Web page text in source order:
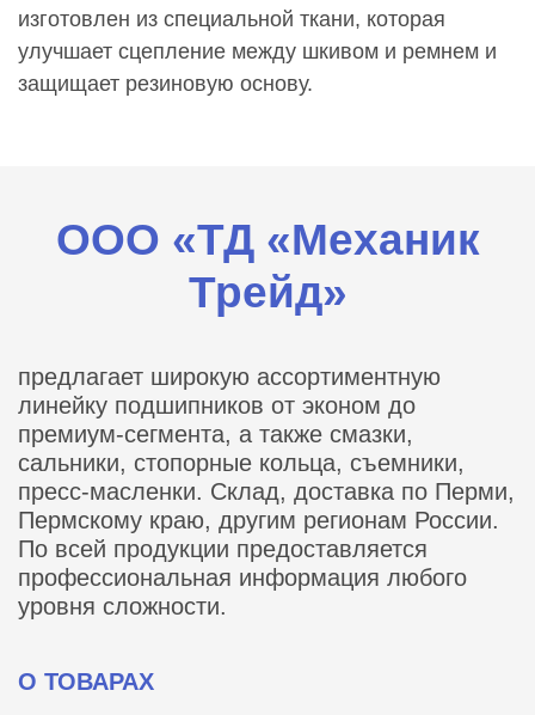
изготовлен из специальной ткани, которая
улучшает сцепление между шкивом и ремнем и
защищает резиновую основу.
ООО «ТД «Механик
Трейд»
предлагает широкую ассортиментную
линейку подшипников от эконом до
премиум-сегмента, а также смазки,
сальники, стопорные кольца, съемники,
пресс-масленки. Склад, доставка по Перми,
Пермскому краю, другим регионам России.
По всей продукции предоставляется
профессиональная информация любого
уровня сложности.
О ТОВАРАХ